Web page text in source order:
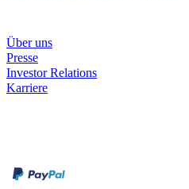
Über uns
Presse
Investor Relations
Karriere